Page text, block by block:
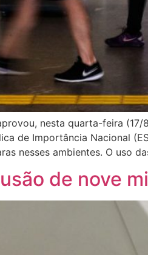
nesta quarta-feira
de Importância Nacional
nesses ambientes. O uso
de nove